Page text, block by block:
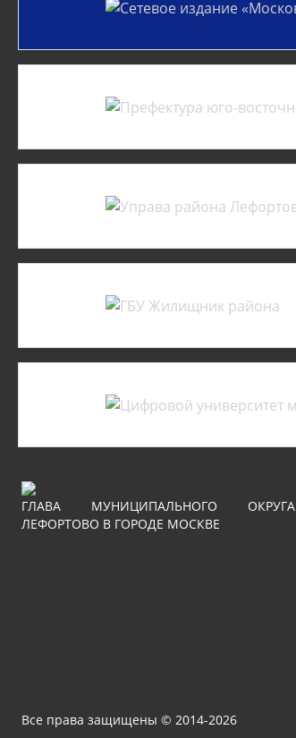
ГЛАВА МУНИЦИПАЛЬНОГО ОКРУГА
ЛЕФОРТОВО В ГОРОДЕ МОСКВЕ
Все права защищены © 2014-2026